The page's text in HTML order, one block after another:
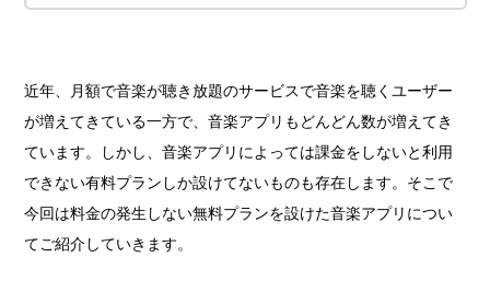
近年、月額で音楽が聴き放題のサービスで音楽を聴くユーザー
が増えてきている一方で、音楽アプリもどんどん数が増えてき
ています。しかし、音楽アプリによっては課金をしないと利用
できない有料プランしか設けてないものも存在します。そこで
今回は料金の発生しない無料プランを設けた音楽アプリについ
てご紹介していきます。